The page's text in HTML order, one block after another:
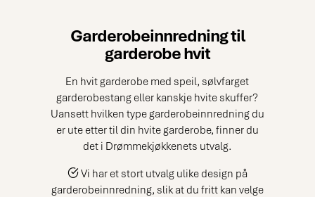
Garderobeinnredning til
garderobe hvit
En hvit garderobe med speil, sølvfarget
garderobestang eller kanskje hvite skuffer?
Uansett hvilken type garderobeinnredning du
er ute etter til din hvite garderobe, finner du
det i Drømmekjøkkenets utvalg.
Vi har et stort utvalg ulike design på
garderobeinnredning, slik at du fritt kan velge